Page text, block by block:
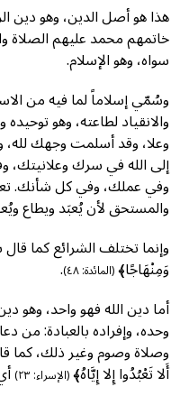
هذا هو أصل الدين، وهو دين
خاتمهم محمد عليهم الصلاة
سواه، وهو الإسلام.
وسُمّي إسلاماً لما فيه من
والانقياد لطاعته، وهو
وعلا، وقد أسلمت وجهك
إلى الله في سرك
وفي عملك، وفي كل شأنك.
والمستحق لأن يُعبَد ويطاع
وإنما تختلف الشرائع كما
وَمِنْهَاجًا﴾(المائدة: ٤٨)
.
أما دين الله فهو واحد، وهو
وحده، وإفراده بالعبادة: من
وصلاة وصوم وغير ذلك،
أَلا تَعْبُدُوا إِلا إِيَّاهُ﴾(الإسراء: ٢٣)